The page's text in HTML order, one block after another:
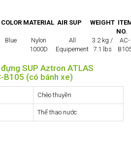
COLOR MATERIAL AIR SUP WEIGHT
NO.
Blue
Nylon
1000D
All
Equipement
3.2 kg /
7.1 lbs
AC-
SUP Aztron ATLAS
B105 (có bánh xe)
Chèo thuyền
Thể thao nước